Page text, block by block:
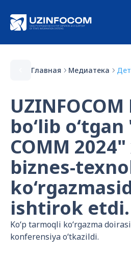
Главная Медиатека
bo‘lib o‘tgan
COMM
biznes-
ishtirok etdi.
Ko‘p tarmoqli ko‘rgazma
konferensiya o‘tkazildi.